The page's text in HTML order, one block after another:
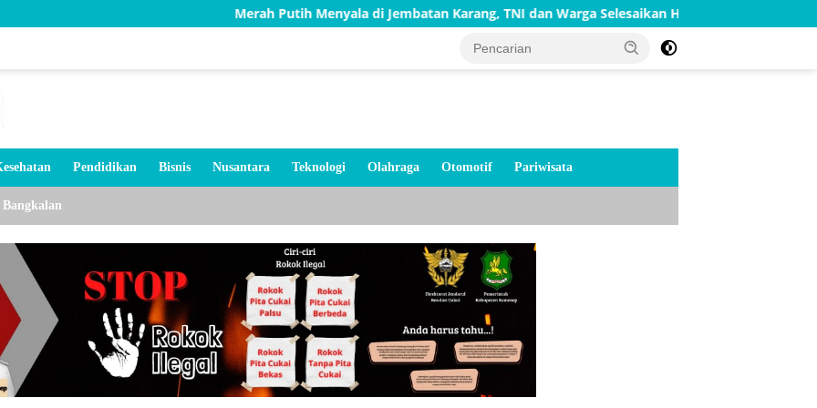
Merah Putih Menyala di Jembatan Karang, TNI dan Warga Selesaikan Harapan Bersama
Pendidikan Bisnis Nusantara Teknologi Olahraga Otomotif Pariwisata
Bangkalan